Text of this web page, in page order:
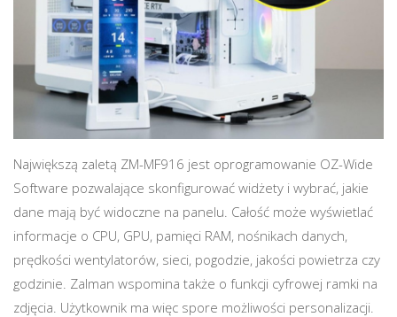
Największą zaletą ZM-MF916 jest oprogramowanie OZ-Wide
Software pozwalające skonfigurować widżety i wybrać, jakie
dane mają być widoczne na panelu. Całość może wyświetlać
informacje o CPU, GPU, pamięci RAM, nośnikach danych,
prędkości wentylatorów, sieci, pogodzie, jakości powietrza czy
godzinie. Zalman wspomina także o funkcji cyfrowej ramki na
zdjęcia. Użytkownik ma więc spore możliwości personalizacji.